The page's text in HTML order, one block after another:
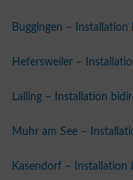
Buggingen –
Hefersweiler –
Lalling – Installation
Muhr am See –
Kasendorf – Installation